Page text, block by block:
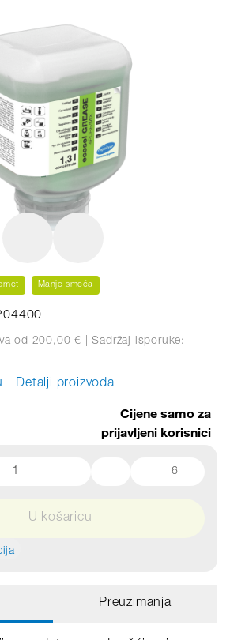
Manje smeća
od 200,00 € | Sadržaj isporuke:
Detalji proizvoda
Cijene samo za
prijavljeni korisnici
6
U košaricu
Preuzimanja